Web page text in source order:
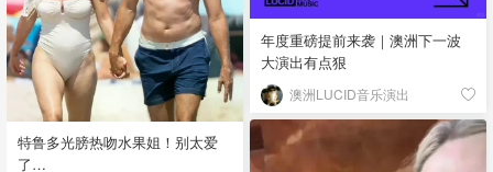
年度重磅提前来袭｜澳洲下一波
大演出有点狠
澳洲LUCID音乐演出
特鲁多光膀热吻水果姐！别太爱
了…